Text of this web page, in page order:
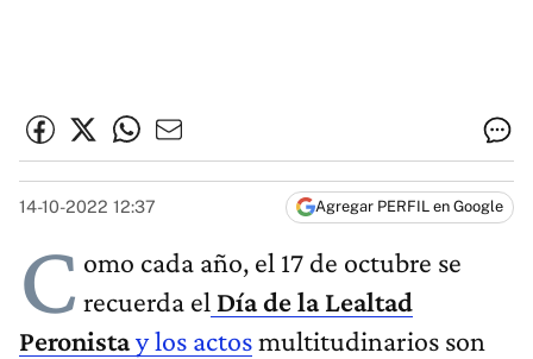
14-10-2022 12:37 Agregar PERFIL en Google
C omo cada año, el 17 de octubre se
recuerda el Día de la Lealtad
Peronistay los actosmultitudinarios son